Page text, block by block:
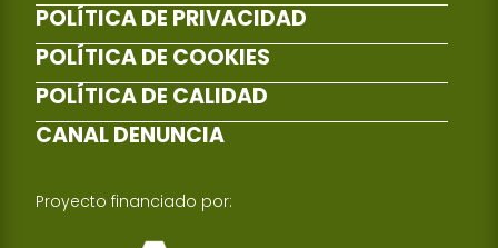
POLÍTICA DE PRIVACIDAD
POLÍTICA DE COOKIES
POLÍTICA DE CALIDAD
CANAL DENUNCIA
Proyecto financiado por: